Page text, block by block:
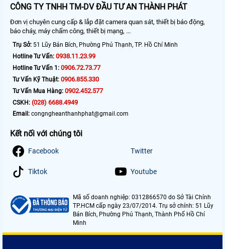
CÔNG TY TNHH TM-DV ĐẦU TƯ AN THÀNH PHÁT
Đơn vị chuyên cung cấp & lắp đặt camera quan sát, thiết bị báo động,
báo cháy, máy chấm công, thiết bị mạng, ...
Trụ Sở: 51 Lũy Bán Bích, Phường Phú Thạnh, TP. Hồ Chí Minh
Hotline Tư Vấn: 0938.11.23.99
Hotline Tư Vấn 1: 0906.72.73.77
Tư Vấn Kỹ Thuật: 0906.855.330
Tư Vấn Mua Hàng: 0902.452.577
CSKH: (028) 6688.4949
Email: congngheanthanhphat@gmail.com
Kết nối với chúng tôi
Facebook Twitter
Tiktok Youtube
Mã số doanh nghiệp: 0312866570 do Sở Tài Chính
TP.HCM cấp ngày 23/07/2014. Trụ sở chính: 51 Lũy
Bán Bích, Phường Phú Thạnh, Thành Phố Hồ Chí
Minh